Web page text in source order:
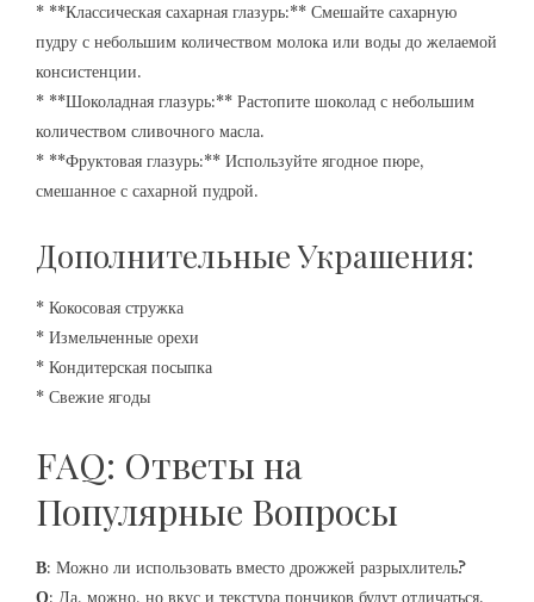
* **Классическая сахарная глазурь:** Смешайте сахарную
пудру с небольшим количеством молока или воды до желаемой
консистенции.
* **Шоколадная глазурь:** Растопите шоколад с небольшим
количеством сливочного масла.
* **Фруктовая глазурь:** Используйте ягодное пюре,
смешанное с сахарной пудрой.
Дополнительные Украшения:
* Кокосовая стружка
* Измельченные орехи
* Кондитерская посыпка
* Свежие ягоды
FAQ: Ответы на
Популярные Вопросы
В: Можно ли использовать вместо дрожжей разрыхлитель?
О: Да, можно, но вкус и текстура пончиков будут отличаться.